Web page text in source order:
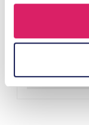
S-